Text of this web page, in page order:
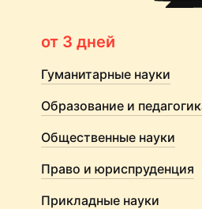
от 3 дней
Гуманитарные науки
Образование и
Общественные науки
Право и юриспруденция
Прикладные науки